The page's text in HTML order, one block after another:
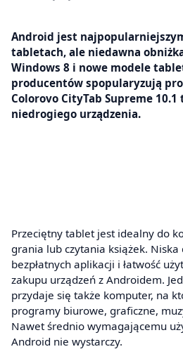
Android jest
tabletach, ale niedawna
Windows 8 i nowe modele
producentów spopularyzują
Colorovo CityTab Supreme
niedrogiego urządzenia.
Przeciętny tablet jest idealny do
grania lub czytania książek. Niska
bezpłatnych aplikacji i łatwość
zakupu urządzeń z Androidem.
przydaje się także komputer, na
programy biurowe, graficzne,
Nawet średnio wymagającemu
Android nie wystarczy.